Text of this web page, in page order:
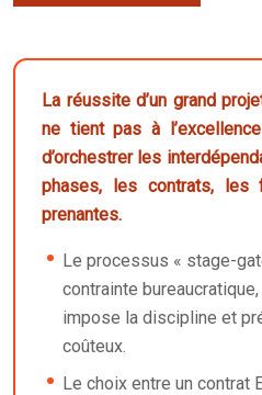
La réussite d’un grand
ne tient pas à
d’orchestrer les
phases, les contrats, les
prenantes.
Le processus « stage-
contrainte
impose la discipline et
coûteux.
Le choix entre un contrat